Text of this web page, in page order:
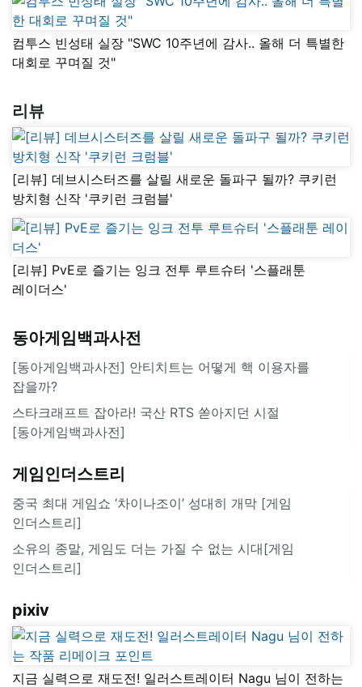
컴투스 빈성태 실장 "SWC 10주년에 감사.. 올해 더 특별한
대회로 꾸며질 것"
리뷰
[리뷰] 데브시스터즈를 살릴 새로운 돌파구 될까? 쿠키런
방치형 신작 '쿠키런 크럼블'
[리뷰] PvE로 즐기는 잉크 전투 루트슈터 '스플래툰
레이더스'
동아게임백과사전
[동아게임백과사전] 안티치트는 어떻게 핵 이용자를
잡을까?
스타크래프트 잡아라! 국산 RTS 쏟아지던 시절
[동아게임백과사전]
게임인더스트리
중국 최대 게임쇼 ‘차이나조이’ 성대히 개막 [게임
인더스트리]
소유의 종말, 게임도 더는 가질 수 없는 시대[게임
인더스트리]
pixiv
지금 실력으로 재도전! 일러스트레이터 Nagu 님이 전하는